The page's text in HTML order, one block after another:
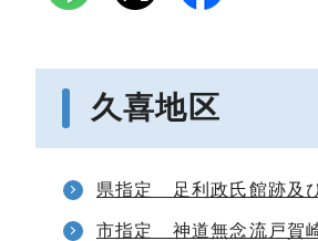
久喜地区
県指定 足利政氏館跡及
市指定 神道無念流戸賀